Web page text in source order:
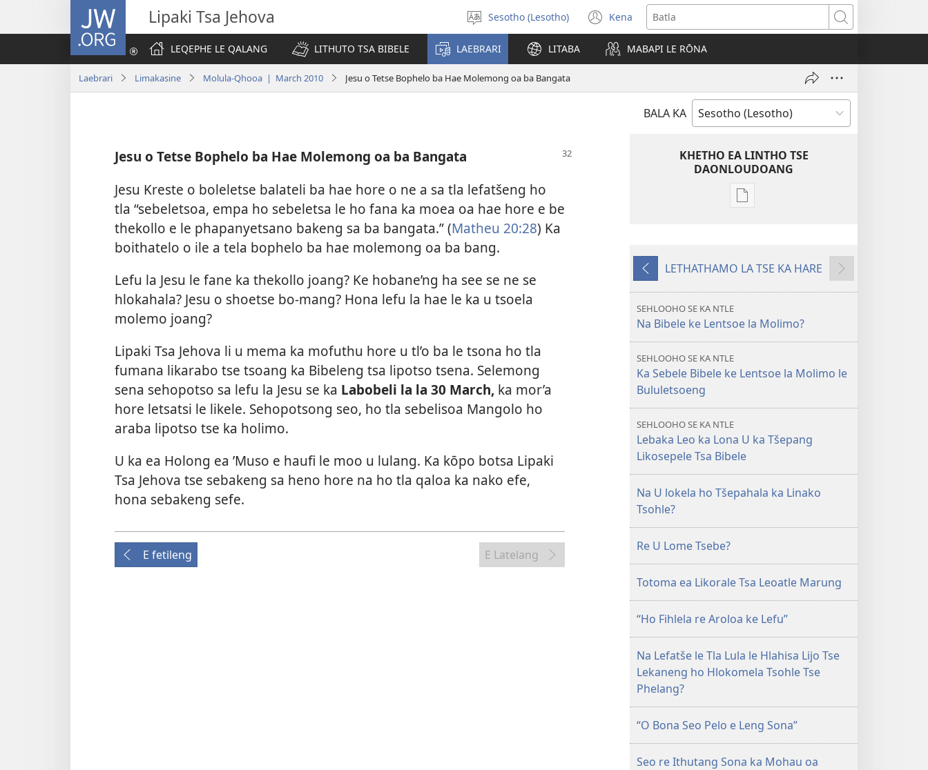
JW.ORG Lipaki Tsa Jehova
Khetha
puo
Sesotho (Lesotho) Kena
(opens
new
window)
Batla
LEQEPHE LE QALANG
LITHUTO TSA BIBELE LAEBRARI LITABA MABAPI LE RŌNA
Laebrari Limakasine Molula-Qhooa | March 2010 Jesu o Tetse Bophelo ba Hae Molemong oa ba Bangata
BALA KA
Jesu o Tetse Bophelo ba Hae Molemong oa ba Bangata
Jesu Kreste o boleletse balateli ba hae hore o ne a sa tla lefatšeng ho
tla “sebeletsoa, empa ho sebeletsa le ho fana ka moea oa hae hore e be
thekollo e le phapanyetsano bakeng sa ba bangata.” (Matheu 20:28) Ka
boithatelo o ile a tela bophelo ba hae molemong oa ba bang.
Lefu la Jesu le fane ka thekollo joang? Ke hobane’ng ha see se ne se
hlokahala? Jesu o shoetse bo-mang? Hona lefu la hae le ka u tsoela
molemo joang?
Lipaki Tsa Jehova li u mema ka mofuthu hore u tl’o ba le tsona ho tla
fumana likarabo tse tsoang ka Bibeleng tsa lipotso tsena. Selemong
sena sehopotso sa lefu la Jesu se ka Labobeli la la 30 March, ka mor’a
hore letsatsi le likele. Sehopotsong seo, ho tla sebelisoa Mangolo ho
araba lipotso tse ka holimo.
U ka ea Holong ea ’Muso e haufi le moo u lulang. Ka kōpo botsa Lipaki
Tsa Jehova tse sebakeng sa heno hore na ho tla qaloa ka nako efe,
hona sebakeng sefe.
E fetileng E Latelang
KHETHO EA LINTHO TSE
DAONLOUDOANG
Khetho
lingoliloeng
MOLULA-
fetileng
LETHATHAMO LA TSE KA HARE
Latelang
SEHLOOHO SE KA NTLE
Na Bibele ke Lentsoe la Molimo?
SEHLOOHO SE KA NTLE
Ka Sebele Bibele ke Lentsoe la Molimo le
Bululetsoeng
SEHLOOHO SE KA NTLE
Lebaka Leo ka Lona U ka Tšepang
Likosepele Tsa Bibele
Na U lokela ho Tšepahala ka Linako
Tsohle?
Re U Lome Tsebe?
Totoma ea Likorale Tsa Leoatle Marung
“Ho Fihlela re Aroloa ke Lefu”
Na Lefatše le Tla Lula le Hlahisa Lijo Tse
Lekaneng ho Hlokomela Tsohle Tse
Phelang?
“O Bona Seo Pelo e Leng Sona”
Seo re Ithutang Sona ka Mohau oa